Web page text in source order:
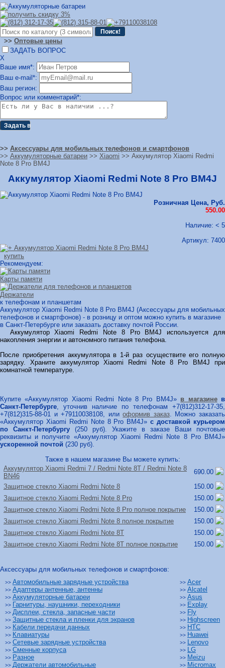
>> Оптовые цены
ЗАДАТЬ ВОПРОС
Х
Ваше имя*:
Ваш e-mail*:
Ваш регион:
Вопрос или комментарий*:
>> Аксессуары для мобильных телефонов и смартфонов
>> Аккумуляторные батареи >> Xiaomi >> Аккумулятор Xiaomi Redmi
Note 8 Pro BM4J
Аккумулятор Xiaomi Redmi Note 8 Pro BM4J
Розничная Цена, Руб.
550.00
Наличие: < 5
Артикул: 7400
купить
Рекомендуем:
Карты памяти
Держатели
к телефонам и планшетам
Аккумулятор Xiaomi Redmi Note 8 Pro BM4J (Аксессуары для мобильных
телефонов и смартфонов) - в розницу и оптом можно купить в магазине
в Санкт-Петербурге или заказать доставку почтой России.
Аккумулятор Xiaomi Redmi Note 8 Pro BM4J используется для
накопления энергии и автономного питания телефона.
После приобретения аккумулятора в 1-й раз осуществите его полную
зарядку. Храните аккумулятор Xiaomi Redmi Note 8 Pro BM4J при
комнатной температуре.
Купите «Аккумулятор Xiaomi Redmi Note 8 Pro BM4J» в магазинев
Санкт-Петербурге , уточнив наличие по телефонам +7(812)312-17-35,
+7(812)315-88-01 и +79110038108, илиоформив заказ. Можно заказать
«Аккумулятор Xiaomi Redmi Note 8 Pro BM4J»с доставкой курьером
по Санкт-Петербургу (250 руб). Укажите в заказе Ваши почтовые
реквизиты и получите «Аккумулятор Xiaomi Redmi Note 8 Pro BM4J»
ускоренной почтой (230 руб).
Также в нашем магазине Вы можете купить:
Аккумулятор Xiaomi Redmi 7 / Redmi Note 8T / Redmi Note 8
BN46
690.00
Защитное стекло Xiaomi Redmi Note 8
150.00
Защитное стекло Xiaomi Redmi Note 8 Pro
150.00
Защитное стекло Xiaomi Redmi Note 8 Pro полное покрытие
150.00
Защитное стекло Xiaomi Redmi Note 8 полное покрытие
150.00
Защитное стекло Xiaomi Redmi Note 8T
150.00
Защитное стекло Xiaomi Redmi Note 8T полное покрытие
150.00
Аксессуары для мобильных телефонов и смартфонов:
>> Автомобильные зарядные устройства
>> Адаптеры антенные, антенны
>> Аккумуляторные батареи
>> Гарнитуры, наушники, переходники
>> Дисплеи, стекла, запасные части
>> Защитные стекла и пленки для экранов
>> Кабели передачи данных
>> Клавиатуры
>> Сетевые зарядные устройства
>> Сменные корпуса
>> Разное
>> Держатели автомобильные
>> Acer
>> Alcatel
>> Asus
>> Explay
>> Fly
>> Highscreen
>> HTC
>> Huawei
>> Lenovo
>> LG
>> Meizu
>> Micromax